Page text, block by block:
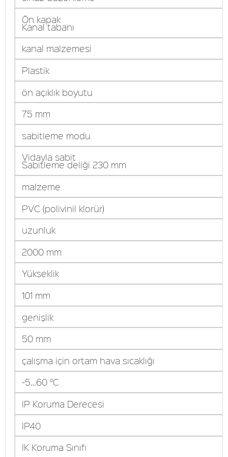
Ön kapak
Kanal tabanı
kanal malzemesi
Plastik
ön açıklık boyutu
75 mm
sabitleme modu
Vidayla sabit
Sabitleme deliği 230 mm
malzeme
PVC (polivinil klorür)
uzunluk
2000 mm
Yükseklik
101 mm
genişlik
50 mm
çalışma için ortam hava sıcaklığı
-5…60 °C
IP Koruma Derecesi
IP40
IK Koruma Sınıfı